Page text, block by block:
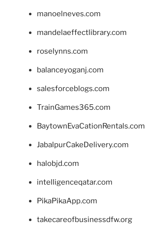
manoelneves.com
mandelaeffectlibrary.com
roselynns.com
balanceyoganj.com
salesforceblogs.com
TrainGames365.com
BaytownEvaCationRentals.com
JabalpurCakeDelivery.com
halobjd.com
intelligenceqatar.com
PikaPikaApp.com
takecareofbusinessdfw.org